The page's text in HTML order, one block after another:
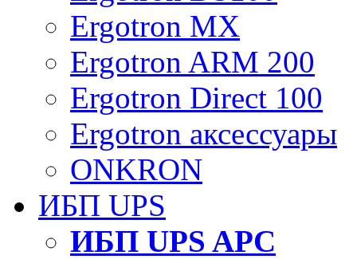
Ergotron MX
Ergotron ARM 200
Ergotron Direct 100
Ergotron аксессуары
ONKRON
ИБП UPS
ИБП UPS APC